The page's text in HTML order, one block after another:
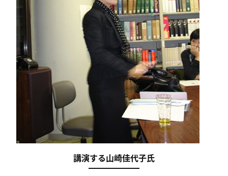
講演する山崎佳代子氏